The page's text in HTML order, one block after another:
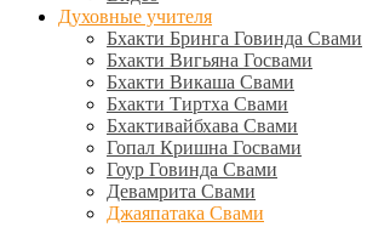
Духовные учителя
Бхакти Бринга Говинда Свами
Бхакти Вигьяна Госвами
Бхакти Викаша Свами
Бхакти Тиртха Свами
Бхактивайбхава Свами
Гопал Кришна Госвами
Гоур Говинда Свами
Девамрита Свами
Джаяпатака Свами